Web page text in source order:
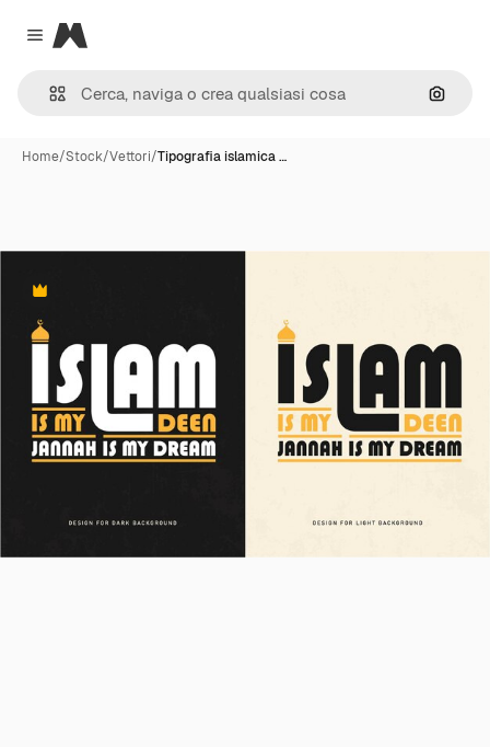
Close menu
Magnific
Cerca
Home/Stock/Vettori/Tipografia islamica …
Premium